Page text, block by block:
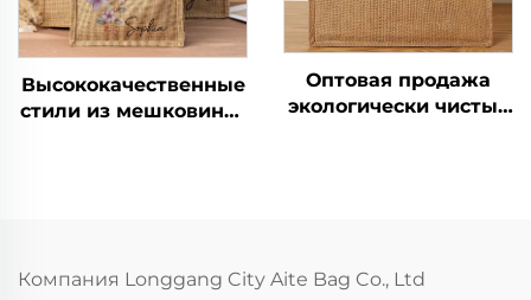
Высококачественные
стили из мешковины,
мешковины, сумка-
шоппер из джута с
Оптовая продажа
экологически чистых
цвета на заказ для
Компания Longgang City Aite Bag Co., Ltd